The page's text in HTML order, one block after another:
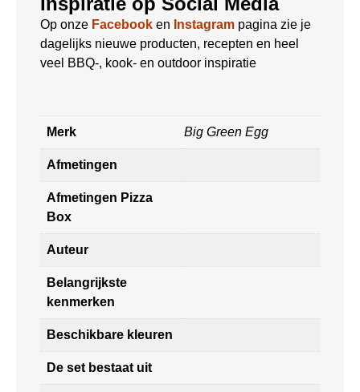
Op onze Facebook en Instagram pagina zie je
dagelijks nieuwe producten, recepten en heel
veel BBQ-, kook- en outdoor inspiratie
Merk Big Green Egg
Afmetingen
Afmetingen Pizza
Box
Auteur
Belangrijkste
kenmerken
Beschikbare kleuren
De set bestaat uit